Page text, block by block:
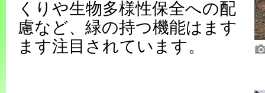
くりや生物多様性保全への配
慮など、緑の持つ機能はます
ます注目されています。